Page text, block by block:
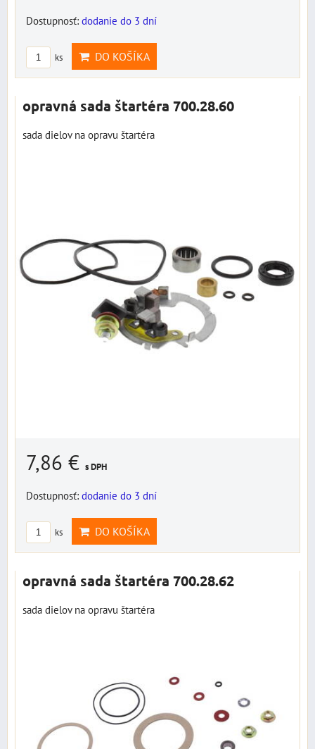
Dostupnosť: dodanie do 3 dní
ks DO KOŠÍKA
opravná sada štartéra 700.28.60
sada dielov na opravu štartéra
7,86 € s DPH
Dostupnosť: dodanie do 3 dní
ks DO KOŠÍKA
opravná sada štartéra 700.28.62
sada dielov na opravu štartéra